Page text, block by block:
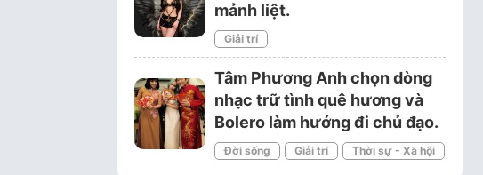
mảnh liệt.
Giải trí
Tâm Phương Anh chọn dòng
nhạc trữ tình quê hương và
Bolero làm hướng đi chủ đạo.
Đời sống Giải trí Thời sự - Xã hội